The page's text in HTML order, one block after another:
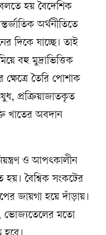
হয় বৈদেশিক
অর্থনীতিতে
দিকে যাচ্ছে। তাই
বহু মুদ্রাভিত্তিক
তৈরি পোশাক
প্রক্রিয়াজাতকৃত
খাতের অবদান
ও আপৎকালীন
হয়। বৈশ্বিক সংকটের
জায়গা হয়ে দাঁড়ায়।
ভোজ্যতেলের মতো